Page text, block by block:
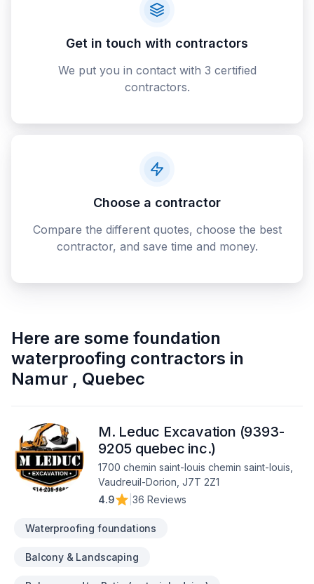
Get in touch with contractors
We put you in contact with 3 certified
contractors.
Choose a contractor
Compare the different quotes, choose the best
contractor, and save time and money.
Here are some foundation
waterproofing contractors in
Namur , Quebec
M. Leduc Excavation (9393-
9205 quebec inc.)
1700 chemin saint-louis chemin saint-louis,
Vaudreuil-Dorion, J7T 2Z1
4.9
36 Reviews
Waterproofing foundations
Balcony & Landscaping